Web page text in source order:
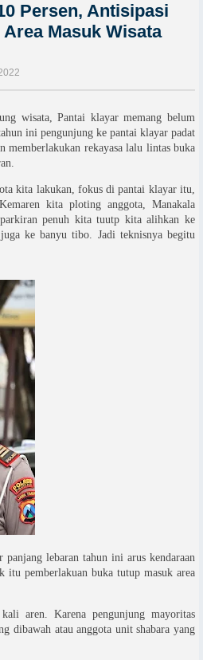
Persen, Antisipasi
Masuk Wisata
wisata, Pantai klayar memang belum
ini pengunjung ke pantai klayar padat
memberlakukan rekayasa lalu lintas buka
kita lakukan, fokus di pantai klayar itu,
kita ploting anggota, Manakala
parkiran penuh kita tuutp kita alihkan ke
ke banyu tibo. Jadi teknisnya begitu
lebaran tahun ini arus kendaraan
itu pemberlakuan buka tutup masuk area
aren. Karena pengunjung mayoritas
dibawah atau anggota unit shabara yang